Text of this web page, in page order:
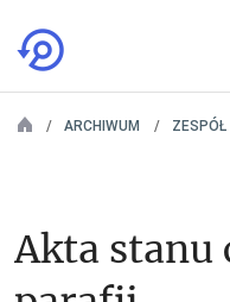
ARCHIWUM ZESPÓŁ
Akta stanu